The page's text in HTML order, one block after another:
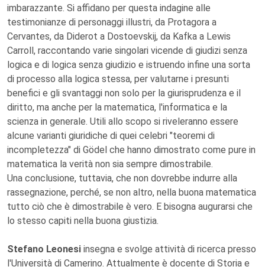
imbarazzante. Si affidano per questa indagine alle
testimonianze di personaggi illustri, da Protagora a
Cervantes, da Diderot a Dostoevskij, da Kafka a Lewis
Carroll, raccontando varie singolari vicende di giudizi senza
logica e di logica senza giudizio e istruendo infine una sorta
di processo alla logica stessa, per valutarne i presunti
benefici e gli svantaggi non solo per la giurisprudenza e il
diritto, ma anche per la matematica, l'informatica e la
scienza in generale. Utili allo scopo si riveleranno essere
alcune varianti giuridiche di quei celebri "teoremi di
incompletezza" di Gödel che hanno dimostrato come pure in
matematica la verità non sia sempre dimostrabile.
Una conclusione, tuttavia, che non dovrebbe indurre alla
rassegnazione, perché, se non altro, nella buona matematica
tutto ciò che è dimostrabile è vero. E bisogna augurarsi che
lo stesso capiti nella buona giustizia.
Stefano Leonesi insegna e svolge attività di ricerca presso
l'Università di Camerino. Attualmente è docente di Storia e